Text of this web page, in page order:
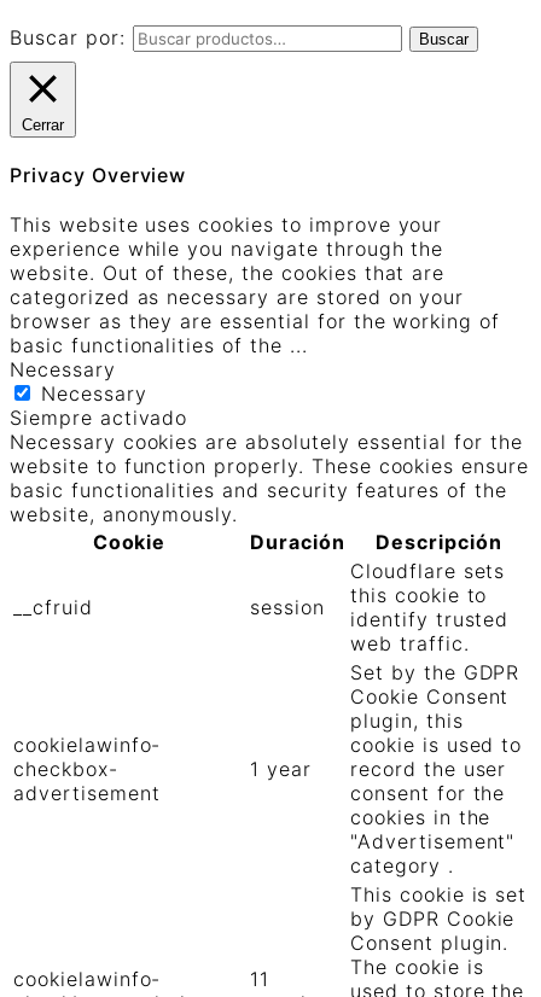
Buscar por: Buscar
Cerrar
Privacy Overview
This website uses cookies to improve your
experience while you navigate through the
website. Out of these, the cookies that are
categorized as necessary are stored on your
browser as they are essential for the working of
basic functionalities of the ...
Necessary
Necessary
Siempre activado
Necessary cookies are absolutely essential for the
website to function properly. These cookies ensure
basic functionalities and security features of the
website, anonymously.
Cookie
Duración Descripción
__cfruid session
Cloudflare sets
this cookie to
identify trusted
web traffic.
cookielawinfo-
checkbox-
advertisement
1 year
Set by the GDPR
Cookie Consent
plugin, this
cookie is used to
record the user
consent for the
cookies in the
"Advertisement"
category .
cookielawinfo-
11
This cookie is set
by GDPR Cookie
Consent plugin.
The cookie is
used to store the